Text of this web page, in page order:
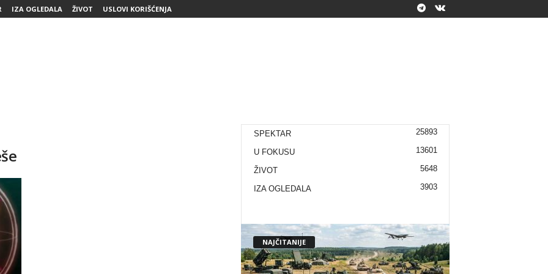
IZA OGLEDALA ŽIVOT USLOVI KORIŠĆENJA
SPEKTAR 25893
U FOKUSU 13601
ŽIVOT 5648
IZA OGLEDALA 3903
NAJČITANIJE